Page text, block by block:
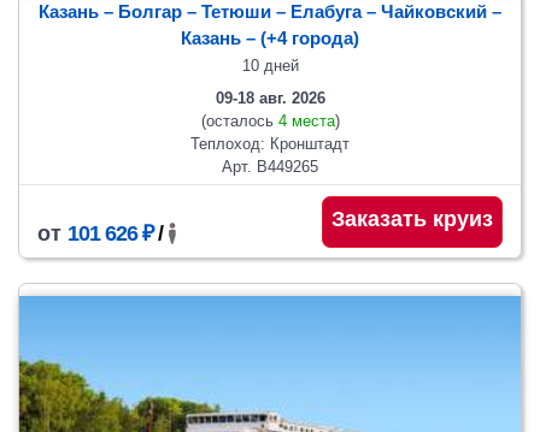
Казань – Болгар – Тетюши – Елабуга – Чайковский –
Казань – (+4 города)
10 дней
09-18 авг. 2026
(осталось 4 места)
Теплоход: Кронштадт
Арт. В449265
от 101 626 ₽/
Заказать круиз